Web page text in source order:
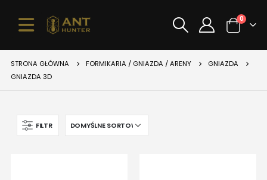
0
STRONA GŁÓWNA FORMIKARIA / GNIAZDA / ARENY
GNIAZDA
GNIAZDA 3D
FILTR